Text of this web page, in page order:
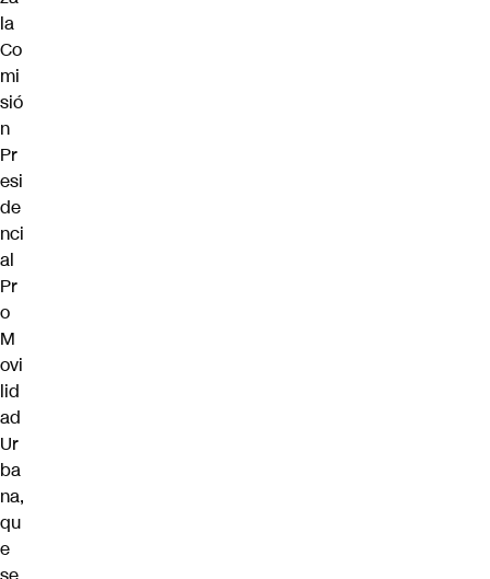
la
Co
mi
sió
n
Pr
esi
de
nci
al
Pr
o
M
ovi
lid
ad
Ur
ba
na,
qu
e